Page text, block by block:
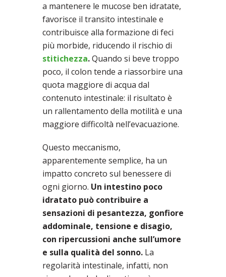
a mantenere le mucose ben idratate,
favorisce il transito intestinale e
contribuisce alla formazione di feci
più morbide, riducendo il rischio di
stitichezza.Quando si beve troppo
poco, il colon tende a riassorbire una
quota maggiore di acqua dal
contenuto intestinale: il risultato è
un rallentamento della motilità e una
maggiore difficoltà nell’evacuazione.
Questo meccanismo,
apparentemente semplice, ha un
impatto concreto sul benessere di
ogni giorno. Un intestino poco
idratato può contribuire a
sensazioni di pesantezza, gonfiore
addominale, tensione e disagio,
con ripercussioni anche sull’umore
e sulla qualità del sonno. La
regolarità intestinale, infatti, non